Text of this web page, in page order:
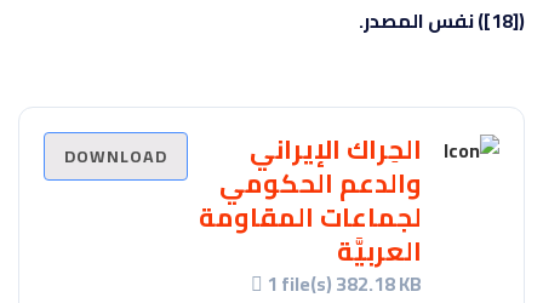
([18]) نفس المصدر.
الحِراك الإيراني
والدعم الحكومي
لجماعات المقاومة
العربيَّة
1 file(s)382.18 KB
DOWNLOAD